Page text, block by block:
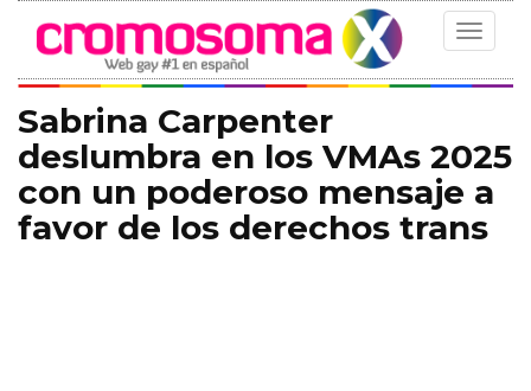
Toggle
Sabrina Carpenter
deslumbra en los VMAs 2025
con un poderoso mensaje a
favor de los derechos trans